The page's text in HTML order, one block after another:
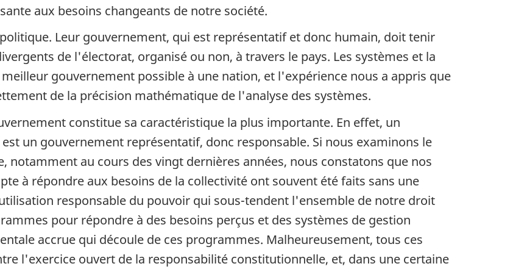
aux besoins changeants de notre société.
Leur gouvernement, qui est représentatif et donc humain, doit tenir
de l'électorat, organisé ou non, à travers le pays. Les systèmes et la
gouvernement possible à une nation, et l'expérience nous a appris que
de la précision mathématique de l'analyse des systèmes.
constitue sa caractéristique la plus importante. En effet, un
un gouvernement représentatif, donc responsable. Si nous examinons le
notamment au cours des vingt dernières années, nous constatons que nos
à répondre aux besoins de la collectivité ont souvent été faits sans une
responsable du pouvoir qui sous-tendent l'ensemble de notre droit
pour répondre à des besoins perçus et des systèmes de gestion
accrue qui découle de ces programmes. Malheureusement, tous ces
l'exercice ouvert de la responsabilité constitutionnelle, et, dans une certaine